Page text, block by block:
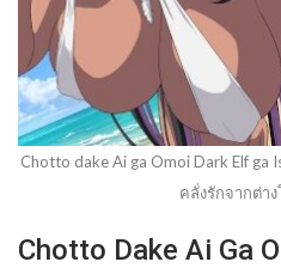
Chotto dake Ai ga Omoi Dark Elf ga
คลั่งรักจากต่า
Chotto Dake Ai Ga